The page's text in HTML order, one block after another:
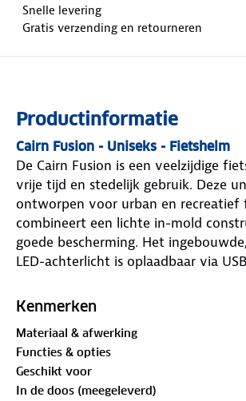
Snelle levering
Gratis verzending en retourneren
Productinformatie
Cairn Fusion - Uniseks - Fietshelm
De Cairn Fusion is een veelzijdige
vrije tijd en stedelijk gebruik. Deze
ontworpen voor urban en recreatief
combineert een lichte in-mold
goede bescherming. Het
LED-achterlicht is oplaadbaar via
verstelbare hoogte van de sluiting
ventilatiesysteem helpt de
verbeteren en het anti-insectennet in
openingen verhoogt het comfort
Verkrijgbaar in verschillende kleuren.
Kenmerken
Materiaal & afwerking
Functies & opties
Geschikt voor
In de doos (meegeleverd)